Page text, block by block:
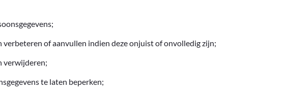
verbeteren of aanvullen indien deze onjuist of onvolledig zijn;
verwijderen;
te laten beperken;